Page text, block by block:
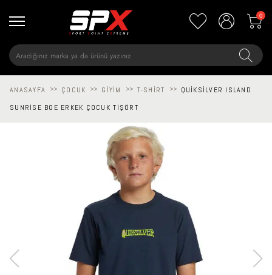
0
ANASAYFA >> ÇOCUK >> GIYIM >> T-SHIRT >>
QUIKSILVER ISLAND
SUNRISE BOE ERKEK ÇOCUK TIŞÖRT